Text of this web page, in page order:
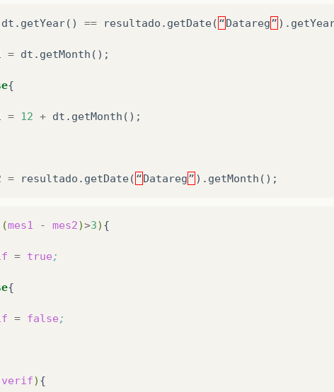
dt . getYear() == resultado . getDate( “Datareg” ).
= dt . getMonth ();
{
= 12 + dt . getMonth ();
= resultado . getDate( “Datareg” ). getMonth ();
mes1 - mes2)>3) {
= true;
{
= false;
verif)